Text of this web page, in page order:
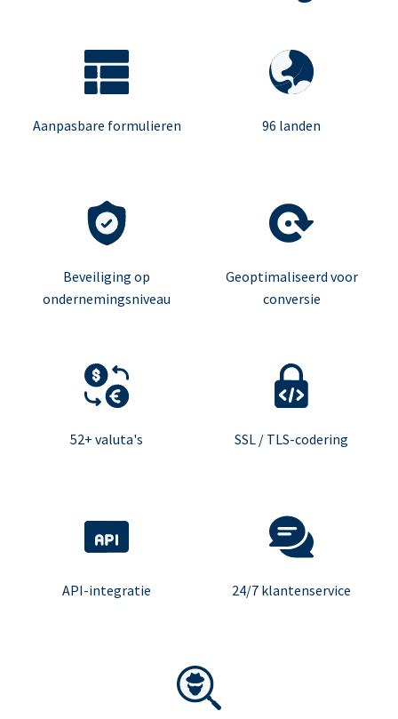
Aanpasbare formulieren 96 landen
Beveiliging op
ondernemingsniveau
Geoptimaliseerd voor
conversie
52+ valuta's SSL / TLS-codering
API-integratie 24/7 klantenservice